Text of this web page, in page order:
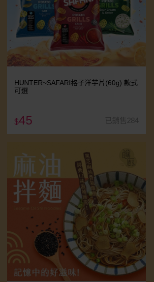
HUNTER~SAFARI格子洋芋片(60g) 款式
可選
$45 已銷售284